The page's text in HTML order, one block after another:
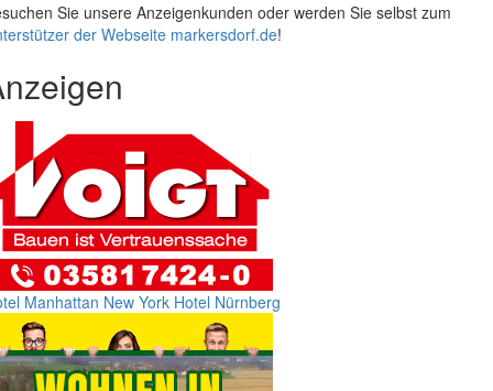
Sie unsere Anzeigenkunden oder werden Sie selbst zum
der Webseite markersdorf.de!
Manhattan New York Hotel Nürnberg